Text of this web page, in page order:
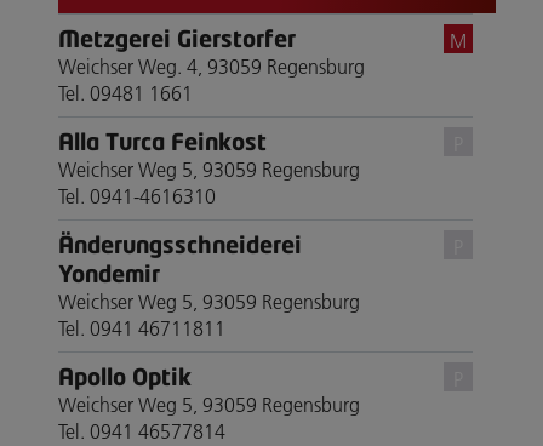
Metzgerei Gierstorfer
Weichser Weg. 4, 93059 Regensburg
Tel. 09481 1661
M
Alla Turca Feinkost
Weichser Weg 5, 93059 Regensburg
Tel. 0941-4616310
Änderungsschneiderei
Yondemir
Weichser Weg 5, 93059 Regensburg
Tel. 0941 46711811
Apollo Optik
Weichser Weg 5, 93059 Regensburg
Tel. 0941 46577814